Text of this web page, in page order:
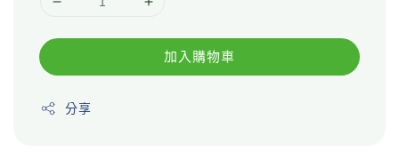
加入購物車
分享